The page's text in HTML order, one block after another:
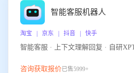
智能客服机器人
淘宝 | 京东 | 抖音 | 快手
智能客服 · 上下文理解回复 · 自研
咨询获取报价已售5999+